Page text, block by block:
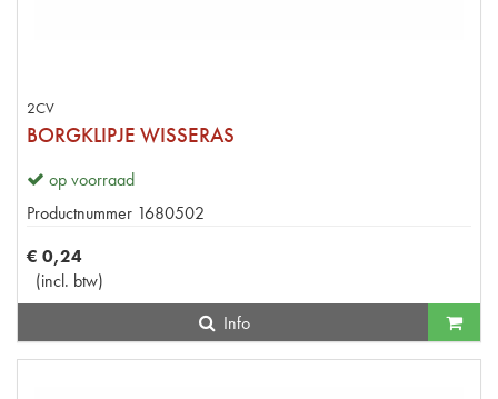
2CV
BORGKLIPJE WISSERAS
op voorraad
Productnummer 1680502
€ 0,24
(incl. btw)
Info